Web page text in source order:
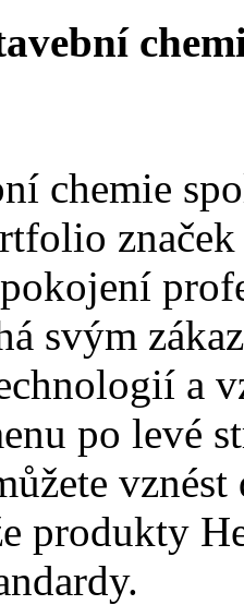
chemie
svým
a
po levé
vznést
produkty